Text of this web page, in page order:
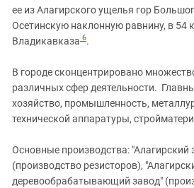
ее из Алагирского ущелья гор
Осетинскую наклонную равнину, в 54
Владикавказа 6.
В городе сконцентрировано
различных сфер деятельности.
хозяйство, промышленность,
технической аппаратуры,
Основные производства: "Алагирский
(производство резисторов),
деревообрабатывающий завод"